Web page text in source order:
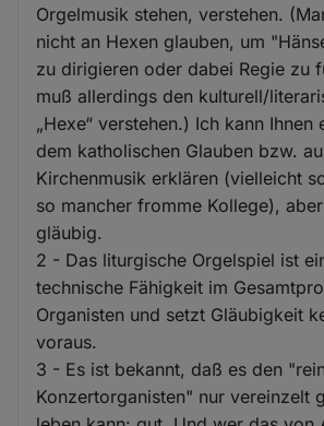
Orgelmusik stehen, verstehen.
nicht an Hexen glauben, um
zu dirigieren oder dabei Regie zu
muß allerdings den kulturell/
„Hexe“ verstehen.) Ich kann Ihnen
dem katholischen Glauben bzw.
Kirchenmusik erklären (vielleicht
so mancher fromme Kollege),
gläubig.
2 - Das liturgische Orgelspiel ist
technische Fähigkeit im
Organisten und setzt Gläubigkeit
voraus.
3 - Es ist bekannt, daß es den
Konzertorganisten" nur vereinzelt